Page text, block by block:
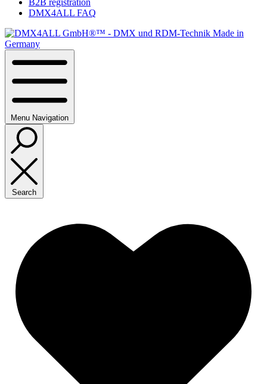
B2B registration
DMX4ALL FAQ
Menu Navigation
Search